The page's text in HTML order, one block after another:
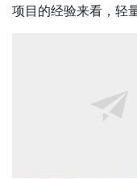
项目的经验来看，轻